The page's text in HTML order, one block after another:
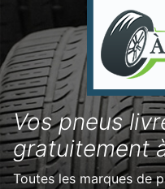
Vos pneus
gratuitement
Toutes les marques de